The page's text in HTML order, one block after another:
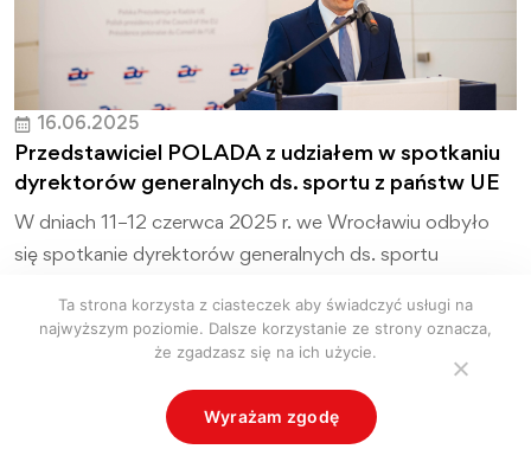
16.06.2025
Przedstawiciel POLADA z udziałem w spotkaniu
dyrektorów generalnych ds. sportu z państw UE
W dniach 11–12 czerwca 2025 r. we Wrocławiu odbyło
się spotkanie dyrektorów generalnych ds. sportu
Czytaj więcej
Ta strona korzysta z ciasteczek aby świadczyć usługi na
najwyższym poziomie. Dalsze korzystanie ze strony oznacza,
że zgadzasz się na ich użycie.
Wyrażam zgodę